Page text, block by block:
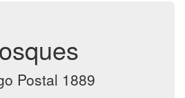
Postal 1889